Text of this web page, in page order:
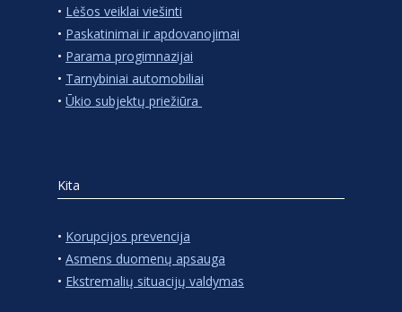
• Lėšos veiklai viešinti
• Paskatinimai ir apdovanojimai
• Parama progimnazijai
• Tarnybiniai automobiliai
• Ūkio subjektų priežiūra
Kita
• Korupcijos prevencija
• Asmens duomenų apsauga
• Ekstremalių situacijų valdymas